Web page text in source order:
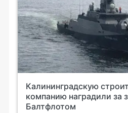
Калининградскую
компанию наградили за
Балтфлотом